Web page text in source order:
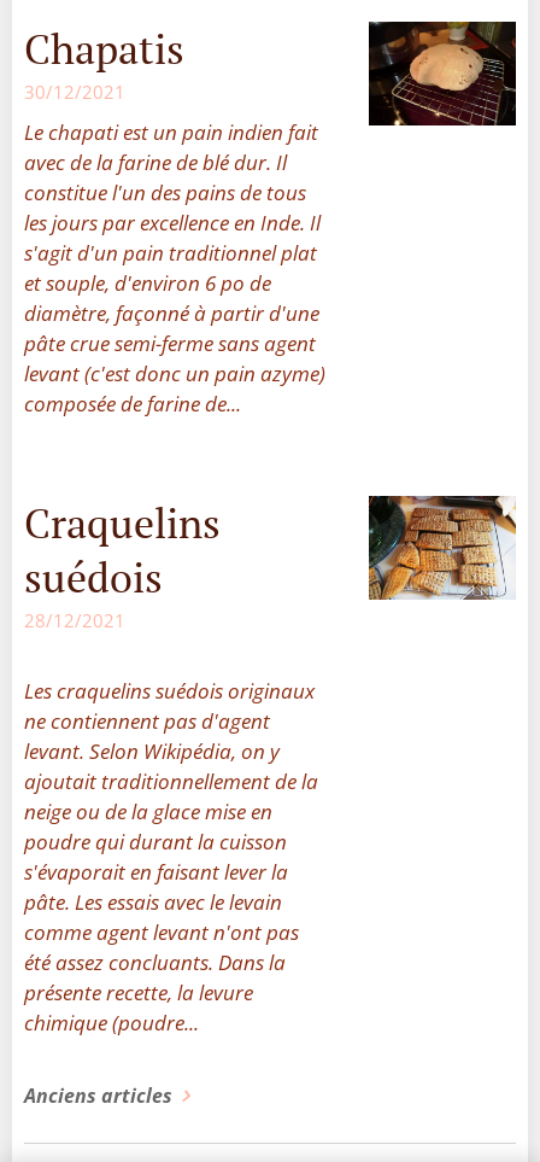
Chapatis
30/12/2021
Le chapati est un pain indien fait
avec de la farine de blé dur. Il
constitue l'un des pains de tous
les jours par excellence en Inde. Il
s'agit d'un pain traditionnel plat
et souple, d'environ 6 po de
diamètre, façonné à partir d'une
pâte crue semi-ferme sans agent
levant (c'est donc un pain azyme)
composée de farine de...
Craquelins
suédois
28/12/2021
Les craquelins suédois originaux
ne contiennent pas d'agent
levant. Selon Wikipédia, on y
ajoutait traditionnellement de la
neige ou de la glace mise en
poudre qui durant la cuisson
s'évaporait en faisant lever la
pâte. Les essais avec le levain
comme agent levant n'ont pas
été assez concluants. Dans la
présente recette, la levure
chimique (poudre...
Anciens articles